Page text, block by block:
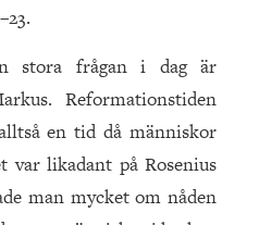
stora frågan i dag är
Reformationstiden
en tid då människor
likadant på Rosenius
man mycket om nåden